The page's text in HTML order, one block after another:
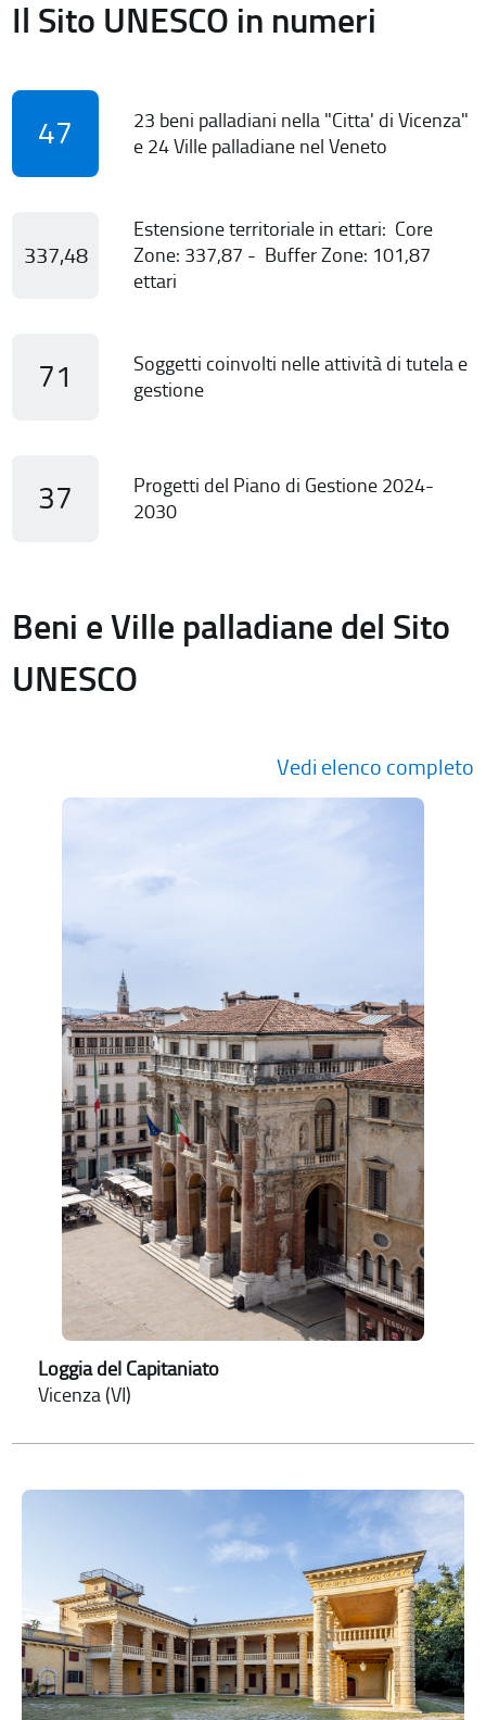
Il Sito UNESCO in numeri
47
23 beni palladiani nella "Citta' di Vicenza"
e 24 Ville palladiane nel Veneto
337,48
Estensione territoriale in ettari: Core
Zone: 337,87 - Buffer Zone: 101,87
ettari
71
Soggetti coinvolti nelle attività di tutela e
gestione
37
Progetti del Piano di Gestione 2024-
2030
Beni e Ville palladiane del Sito
UNESCO
Vedi elenco completo
Loggia del Capitaniato
Vicenza (VI)